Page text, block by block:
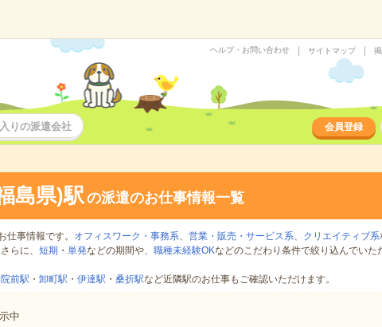
ヘルプ・お問い合わせ サイトマップ
りの派遣会社 会員登録
島県)駅の派遣のお仕事情報一覧
仕事情報です。 オフィスワーク・事務系、 営業・販売・サービス系、 クリエイティブ系
らに、 短期 ・ 単発などの期間や、 職種未経験OKなどのこだわり条件で絞り込んでいた
前駅 ・ 卸町駅 ・ 伊達駅 ・ 桑折駅など近隣駅のお仕事もご確認いただけます。
中